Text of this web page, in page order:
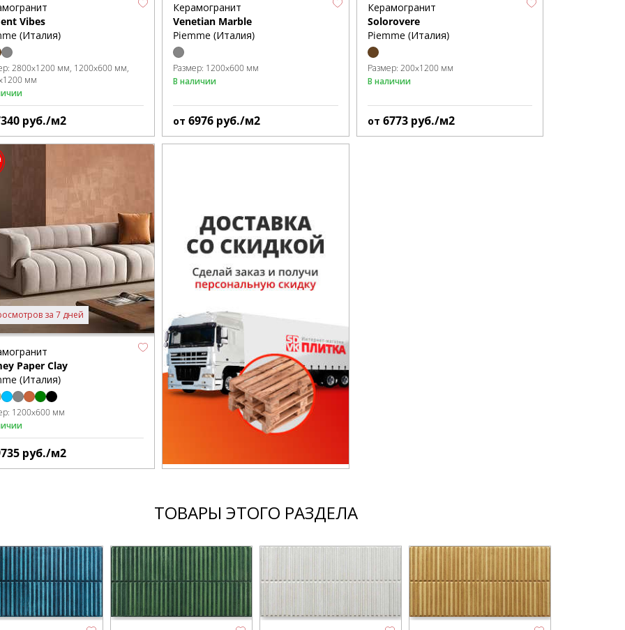
Vibes
(Италия)
2800x1200 мм 1200x600 мм
мм
руб./м2
Керамогранит
Venetian Marble
Piemme (Италия)
Размер: 1200x600 мм
В наличии
от6976 руб./м2
Керамогранит
Solorovere
Piemme (Италия)
Размер: 200x1200 мм
В наличии
от 6773 руб./м2
за 7 дней
Paper Clay
(Италия)
1200x600 мм
руб./м2
ТОВАРЫ ЭТОГО РАЗДЕЛА